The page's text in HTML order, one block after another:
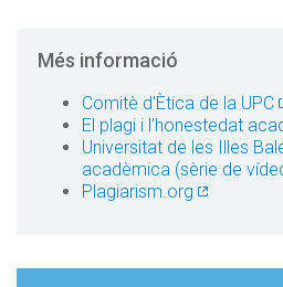
Més informació
Comitè d'Ètica de la UPC
El plagi i l'honestedat
Universitat de les Illes
acadèmica (sèrie de
Plagiarism.org